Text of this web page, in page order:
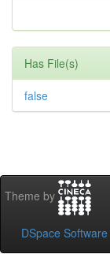
Has File(s)
false
Theme by
DSpace Software